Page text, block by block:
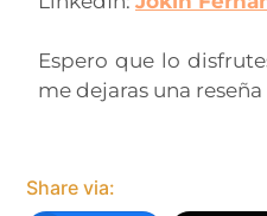
Espero que lo
me dejaras una reseña
Share via: